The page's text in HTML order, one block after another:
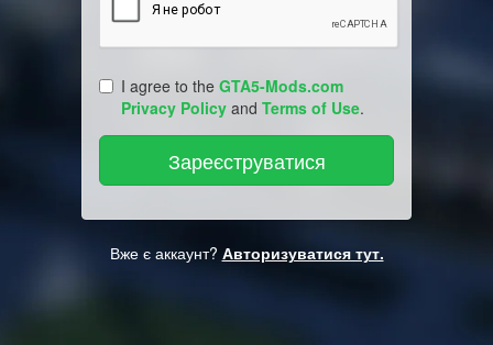
I agree to the GTA5-Mods.com
Privacy Policy and Terms of Use.
Вже є аккаунт? Авторизуватися тут.